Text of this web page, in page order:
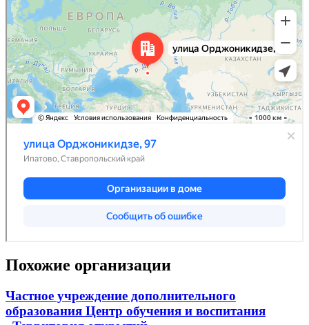
Похожие организации
Частное учреждение дополнительного
образования Центр обучения и воспитания